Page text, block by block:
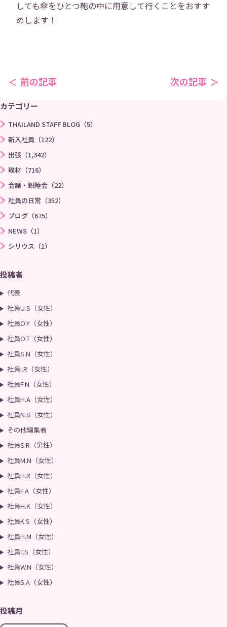
社員ブログ 社員Vlog
しても傘をひとつ鞄の中に用意して行くことをおすす
めします！
前の記事 次の記事
カテゴリー
THAILAND STAFF BLOG（5）
新入社員（122）
出張（1,342）
取材（716）
会議・親睦会（22）
社員の日常（352）
ブログ（675）
NEWS（1）
シリウス（1）
投稿者
代表
社員U.S（女性）
社員O.Y（女性）
社員O.T（女性）
社員S.N（女性）
社員I.R（女性）
社員F.N（女性）
社員H.A（女性）
社員N.S（女性）
その他編集者
社員S.R（男性）
社員M.N（女性）
社員H.R（女性）
社員F.A（女性）
社員H.K（女性）
社員K.S（女性）
社員H.M（女性）
社員T.S（女性）
社員W.N（女性）
社員S.A（女性）
投稿月